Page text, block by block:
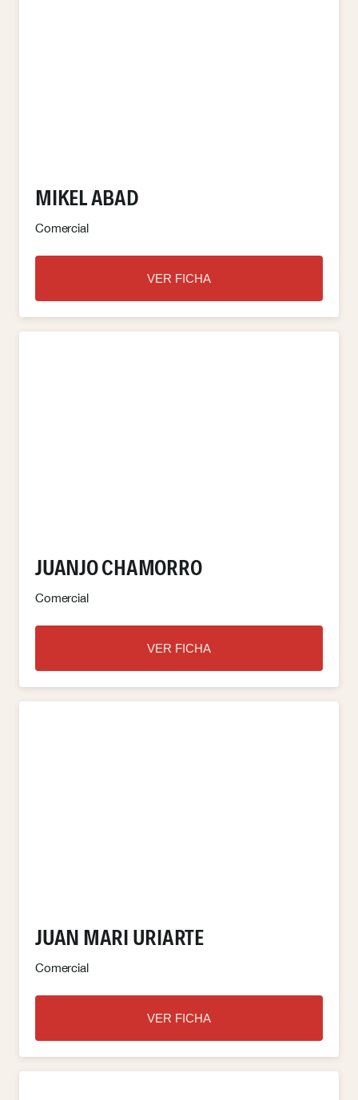
MIKEL ABAD
Comercial
VER FICHA
JUANJO CHAMORRO
Comercial
VER FICHA
JUAN MARI URIARTE
Comercial
VER FICHA